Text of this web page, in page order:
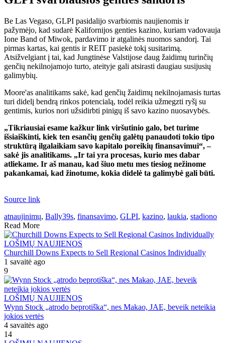
Be Las Vegaso, GLPI pasidalijo svarbiomis naujienomis ir
pažymėjo, kad sudarė Kalifornijos genties kazino, kuriam vadovauja
Ione Band of Miwok, pardavimo ir atgalinės nuomos sandorį. Tai
pirmas kartas, kai gentis ir REIT pasiekė tokį susitarimą.
Atsižvelgiant į tai, kad Jungtinėse Valstijose daug žaidimų turinčių
genčių nekilnojamojo turto, ateityje gali atsirasti daugiau susijusių
galimybių.
Moore'as analitikams sakė, kad genčių žaidimų nekilnojamasis turtas
turi didelį bendrą rinkos potencialą, todėl reikia užmegzti ryšį su
gentimis, kurios nori užsidirbti pinigų iš savo kazino nuosavybės.
„Tikriausiai esame kažkur link viršutinio galo, bet turime
išsiaiškinti, kiek ten esančių genčių galėtų panaudoti tokio tipo
struktūrą ilgalaikiam savo kapitalo poreikių finansavimui“, –
sakė jis analitikams. „Ir tai yra procesas, kurio mes dabar
atliekame. Ir aš manau, kad šiuo metu mes tiesiog nežinome
pakankamai, kad žinotume, kokia didelė ta galimybė gali būti.
Source link
atnaujinimų, Bally39s, finansavimo, GLPI, kazino, laukia, stadiono
Read More
LOŠIMŲ NAUJIENOS
Churchill Downs Expects to Sell Regional Casinos Individually
1 savaitė ago
9
LOŠIMŲ NAUJIENOS
Wynn Stock „atrodo beprotiška“, nes Makao, JAE, beveik neteikia
jokios vertės
4 savaitės ago
14